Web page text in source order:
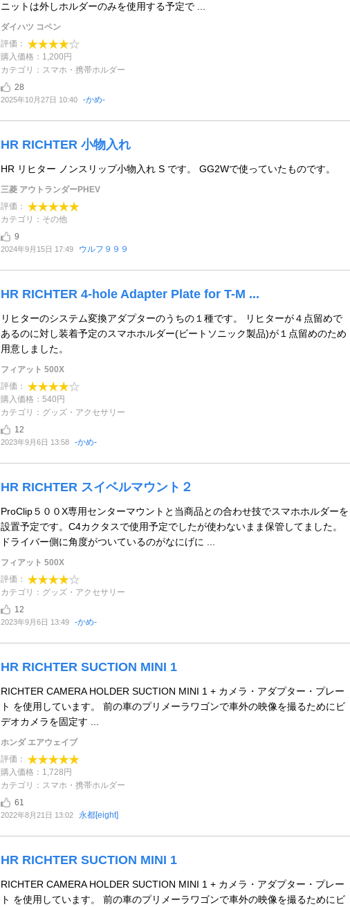
ニットは外しホルダーのみを使用する予定で ...
ダイハツ コペン
評価：
購入価格：1,200円
カテゴリ：スマホ・携帯ホルダー
28
2025年10月27日 10:40 -かめ-
HR RICHTER 小物入れ
HR リヒター ノンスリップ小物入れ S です。 GG2Wで使っていたものです。
三菱 アウトランダーPHEV
評価：
カテゴリ：その他
9
2024年9月15日 17:49 ウルフ９９９
HR RICHTER 4-hole Adapter Plate for T-M ...
リヒターのシステム変換アダプターのうちの１種です。 リヒターが４点留めで
あるのに対し装着予定のスマホホルダー(ビートソニック製品)が１点留めのため
用意しました。
フィアット 500X
評価：
購入価格：540円
カテゴリ：グッズ・アクセサリー
12
2023年9月6日 13:58 -かめ-
HR RICHTER スイベルマウント２
ProClip５００X専用センターマウントと当商品との合わせ技でスマホホルダーを
設置予定です。C4カクタスで使用予定でしたが使わないまま保管してました。
ドライバー側に角度がついているのがなにげに ...
フィアット 500X
評価：
カテゴリ：グッズ・アクセサリー
12
2023年9月6日 13:49 -かめ-
HR RICHTER SUCTION MINI 1
RICHTER CAMERA HOLDER SUCTION MINI 1 + カメラ・アダプター・プレー
ト を使用しています。 前の車のプリメーラワゴンで車外の映像を撮るためにビ
デオカメラを固定す ...
ホンダ エアウェイブ
評価：
購入価格：1,728円
カテゴリ：スマホ・携帯ホルダー
61
2022年8月21日 13:02 永都[eight]
HR RICHTER SUCTION MINI 1
RICHTER CAMERA HOLDER SUCTION MINI 1 + カメラ・アダプター・プレー
ト を使用しています。 前の車のプリメーラワゴンで車外の映像を撮るためにビ